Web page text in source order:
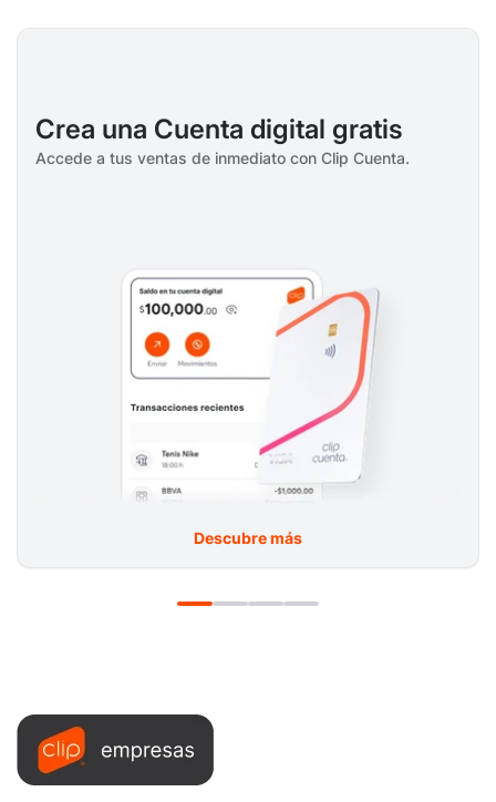
Crea una Cuenta digital gratis
Accede a tus ventas de inmediato con Clip Cuenta.
Descubre más